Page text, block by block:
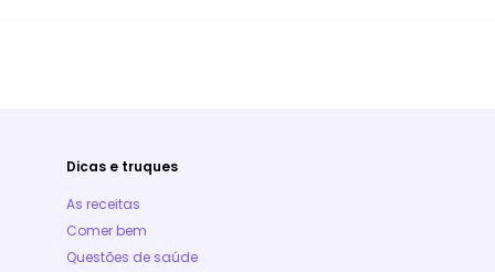
Dicas e truques
As receitas
Comer bem
Questões de saúde